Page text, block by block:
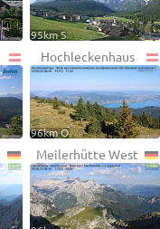
95km S
Hochleckenhaus
96km O
Meilerhütte West